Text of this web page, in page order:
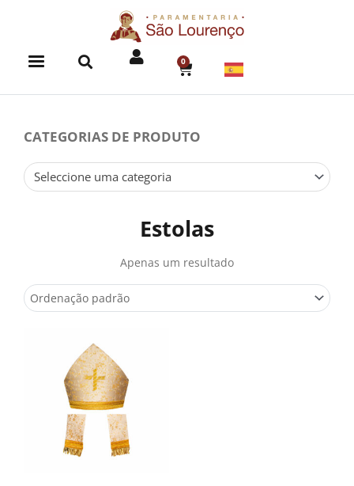
0
CART
CATEGORIAS DE PRODUTO
Seleccione uma categoria
Estolas
Apenas um resultado